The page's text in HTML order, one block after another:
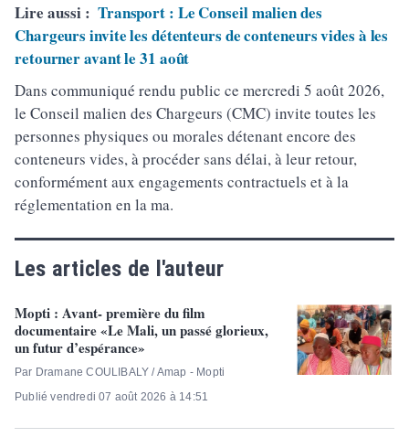
Lire aussi : Transport : Le Conseil malien des
Chargeurs invite les détenteurs de conteneurs vides à les
retourner avant le 31 août
Dans communiqué rendu public ce mercredi 5 août 2026,
le Conseil malien des Chargeurs (CMC) invite toutes les
personnes physiques ou morales détenant encore des
conteneurs vides, à procéder sans délai, à leur retour,
conformément aux engagements contractuels et à la
réglementation en la ma.
Les articles de l'auteur
Mopti : Avant- première du film
documentaire «Le Mali, un passé glorieux,
un futur d’espérance»
Par Dramane COULIBALY / Amap - Mopti
Publié vendredi 07 août 2026 à 14:51